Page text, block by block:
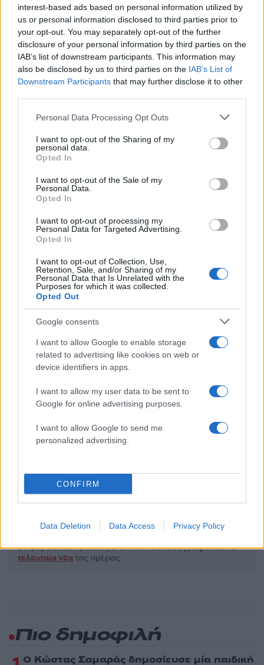
interest-based ads based on personal information utilized by
us or personal information disclosed to third parties prior to
your opt-out. You may separately opt-out of the further
disclosure of your personal information by third parties on the
IAB’s list of downstream participants. This information may
also be disclosed by us to third parties on the IAB’s List of
Downstream Participants that may further disclose it to other
Please note that this website/app uses one or more Google
not limited to your visit or usage behaviour. You may click to
grant or deny consent to Google and its third-party tags to
use your data for below specified purposes in below Google
consent section.
Personal Data Processing Opt Outs
I want to opt-out of the Sharing of my
personal data.
Opted In
I want to opt-out of the Sale of my
Personal Data.
Opted In
I want to opt-out of processing my
Personal Data for Targeted Advertising.
Opted In
I want to opt-out of Collection, Use,
Retention, Sale, and/or Sharing of my
Personal Data that Is Unrelated with the
Purposes for which it was collected.
Opted Out
Google consents
I want to allow Google to enable storage
related to advertising like cookies on web or
device identifiers in apps.
I want to allow my user data to be sent to
Google for online advertising purposes.
I want to allow Google to send me
personalized advertising.
CONFIRM
Data Deletion Data Access Privacy Policy
Σχόλια
Σχολίασε εδώ
50 /50
2000 /2000
Υποβολή σχολίου
Όροι Χρήσης. Το site προστατεύεται από reCAPTCHA, ισχύουν
ΜΥΤΙΛΗΝΗ
Share:
ενημερωθείτε πρώτοι για όλη την ειδησεογραφία και τα
τελευταία νέα της ημέρας
Σέρρες: Βίντεο
τροχαίο με νεκρούς μητέρα
και γιο – Ο οδηγός του
φορτηγού κατέγραψε τη
σύγκρουση
Marfin: Η 46χρονη
απολογηθεί την
100.000 άτομα»
Πιο δημοφιλή
Ο Κώστας Σαμαράς δημοσίευσε μία παιδική